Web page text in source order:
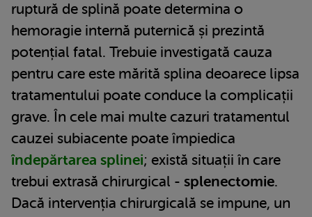
ruptură de splină poate determina o
hemoragie internă puternică și prezintă
potențial fatal. Trebuie investigată cauza
pentru care este mărită splina deoarece lipsa
tratamentului poate conduce la complicații
grave. În cele mai multe cazuri tratamentul
cauzei subiacente poate împiedica
îndepărtarea splinei; există situații în care
trebui extrasă chirurgical - splenectomie.
Dacă intervenția chirurgicală se impune, un